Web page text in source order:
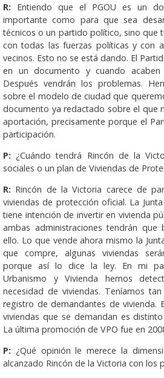
R: Entiendo que el PGOU es un
importante como para que sea
técnicos o un partido político, sino que
con todas las fuerzas políticas y con
vecinos. Esto no se está dando. El
en un documento y cuando
Después vendrán los problemas.
sobre el modelo de ciudad que
documento ya redactado sobre el que
aportación, precisamente porque el
participación.
P: ¿Cuándo tendrá Rincón de la
sociales o un plan de Viviendas de
R: Rincón de la Victoria carece de
viviendas de protección oficial. La
tiene intención de invertir en vivienda
ambas administraciones tendrán
ello. Lo que vende ahora mismo la
que compre, algunas viviendas
porque así lo dice la ley. En mi
Urbanismo y Vivienda hemos
necesidad de viviendas. Teníamos
registro de demandantes de vivienda.
viviendas que se demandan es
La última promoción de VPO fue en
P: ¿Qué opinión le merece la
alcanzado Rincón de la Victoria con los